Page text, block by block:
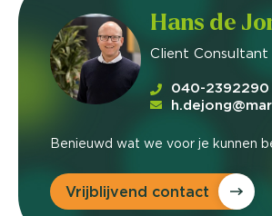
Hans de
Client Consultant
040-2392290
Benieuwd wat we voor je kunnen
Vrijblijvend contact